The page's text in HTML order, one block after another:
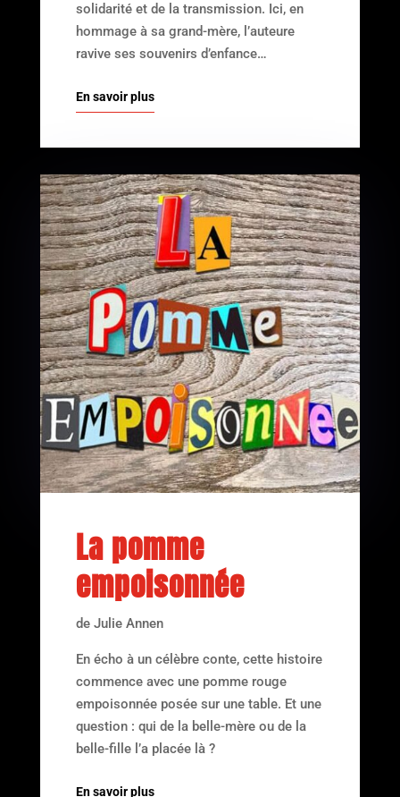
solidarité et de la transmission. Ici, en
hommage à sa grand-mère, l’auteure
ravive ses souvenirs d’enfance…
En savoir plus
La pomme
empoisonnée
de Julie Annen
En écho à un célèbre conte, cette histoire
commence avec une pomme rouge
empoisonnée posée sur une table. Et une
question : qui de la belle-mère ou de la
belle-fille l’a placée là ?
En savoir plus